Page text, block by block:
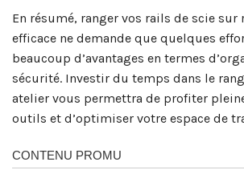
En résumé, ranger vos rails de scie sur
efficace ne demande que quelques
beaucoup d’avantages en termes
sécurité. Investir du temps dans le
atelier vous permettra de profiter
outils et d’optimiser votre espace de